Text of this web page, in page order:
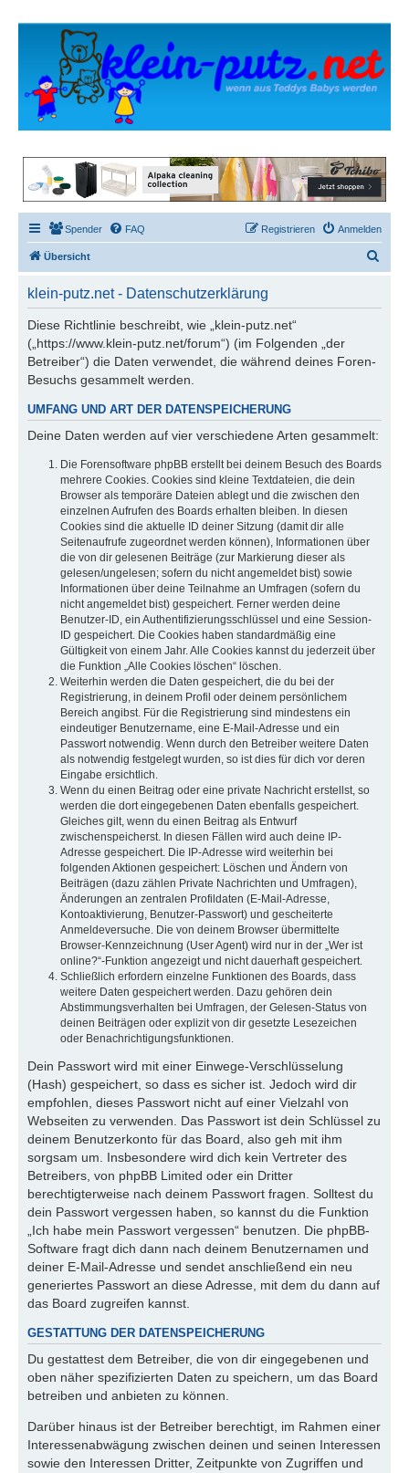
Spender FAQ Anmelden
Registrieren
Übersicht
klein-putz.net - Datenschutzerklärung
Diese Richtlinie beschreibt, wie „klein-putz.net“
(„https://www.klein-putz.net/forum“) (im Folgenden „der
Betreiber“) die Daten verwendet, die während deines Foren-
Besuchs gesammelt werden.
UMFANG UND ART DER DATENSPEICHERUNG
Deine Daten werden auf vier verschiedene Arten gesammelt:
Die Forensoftware phpBB erstellt bei deinem Besuch des Boards
mehrere Cookies. Cookies sind kleine Textdateien, die dein
Browser als temporäre Dateien ablegt und die zwischen den
einzelnen Aufrufen des Boards erhalten bleiben. In diesen
Cookies sind die aktuelle ID deiner Sitzung (damit dir alle
Seitenaufrufe zugeordnet werden können), Informationen über
die von dir gelesenen Beiträge (zur Markierung dieser als
gelesen/ungelesen; sofern du nicht angemeldet bist) sowie
Informationen über deine Teilnahme an Umfragen (sofern du
nicht angemeldet bist) gespeichert. Ferner werden deine
Benutzer-ID, ein Authentifizierungsschlüssel und eine Session-
ID gespeichert. Die Cookies haben standardmäßig eine
Gültigkeit von einem Jahr. Alle Cookies kannst du jederzeit über
die Funktion „Alle Cookies löschen“ löschen.
Weiterhin werden die Daten gespeichert, die du bei der
Registrierung, in deinem Profil oder deinem persönlichem
Bereich angibst. Für die Registrierung sind mindestens ein
eindeutiger Benutzername, eine E-Mail-Adresse und ein
Passwort notwendig. Wenn durch den Betreiber weitere Daten
als notwendig festgelegt wurden, so ist dies für dich vor deren
Eingabe ersichtlich.
Wenn du einen Beitrag oder eine private Nachricht erstellst, so
werden die dort eingegebenen Daten ebenfalls gespeichert.
Gleiches gilt, wenn du einen Beitrag als Entwurf
zwischenspeicherst. In diesen Fällen wird auch deine IP-
Adresse gespeichert. Die IP-Adresse wird weiterhin bei
folgenden Aktionen gespeichert: Löschen und Ändern von
Beiträgen (dazu zählen Private Nachrichten und Umfragen),
Änderungen an zentralen Profildaten (E-Mail-Adresse,
Kontoaktivierung, Benutzer-Passwort) und gescheiterte
Anmeldeversuche. Die von deinem Browser übermittelte
Browser-Kennzeichnung (User Agent) wird nur in der „Wer ist
online?“-Funktion angezeigt und nicht dauerhaft gespeichert.
Schließlich erfordern einzelne Funktionen des Boards, dass
weitere Daten gespeichert werden. Dazu gehören dein
Abstimmungsverhalten bei Umfragen, der Gelesen-Status von
deinen Beiträgen oder explizit von dir gesetzte Lesezeichen
oder Benachrichtigungsfunktionen.
Dein Passwort wird mit einer Einwege-Verschlüsselung
(Hash) gespeichert, so dass es sicher ist. Jedoch wird dir
empfohlen, dieses Passwort nicht auf einer Vielzahl von
Webseiten zu verwenden. Das Passwort ist dein Schlüssel zu
deinem Benutzerkonto für das Board, also geh mit ihm
sorgsam um. Insbesondere wird dich kein Vertreter des
Betreibers, von phpBB Limited oder ein Dritter
berechtigterweise nach deinem Passwort fragen. Solltest du
dein Passwort vergessen haben, so kannst du die Funktion
„Ich habe mein Passwort vergessen“ benutzen. Die phpBB-
Software fragt dich dann nach deinem Benutzernamen und
deiner E-Mail-Adresse und sendet anschließend ein neu
generiertes Passwort an diese Adresse, mit dem du dann auf
das Board zugreifen kannst.
GESTATTUNG DER DATENSPEICHERUNG
Du gestattest dem Betreiber, die von dir eingegebenen und
oben näher spezifizierten Daten zu speichern, um das Board
betreiben und anbieten zu können.
Darüber hinaus ist der Betreiber berechtigt, im Rahmen einer
Interessenabwägung zwischen deinen und seinen Interessen
sowie den Interessen Dritter, Zeitpunkte von Zugriffen und